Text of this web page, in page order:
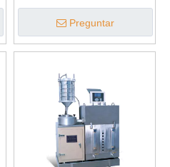
para la mezcla bituminosa
Preguntar